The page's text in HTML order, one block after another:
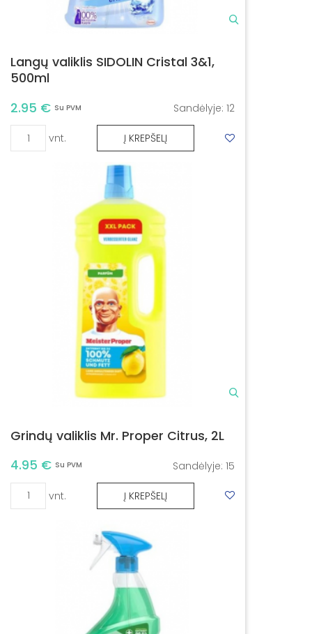
Veido kaukės, respiratoriai
Langų valiklis SIDOLIN Cristal 3&1,
500ml
2.95 € Su PVM Sandėlyje: 12
vnt. Į KREPŠELĮ
Grindų valiklis Mr. Proper Citrus, 2L
4.95 € Su PVM Sandėlyje: 15
vnt. Į KREPŠELĮ